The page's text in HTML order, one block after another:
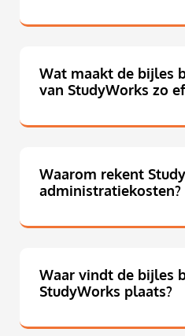
Wat maakt de bijles
van StudyWorks zo
Waarom rekent
administratiekosten?
Waar vindt de bijles
StudyWorks plaats?